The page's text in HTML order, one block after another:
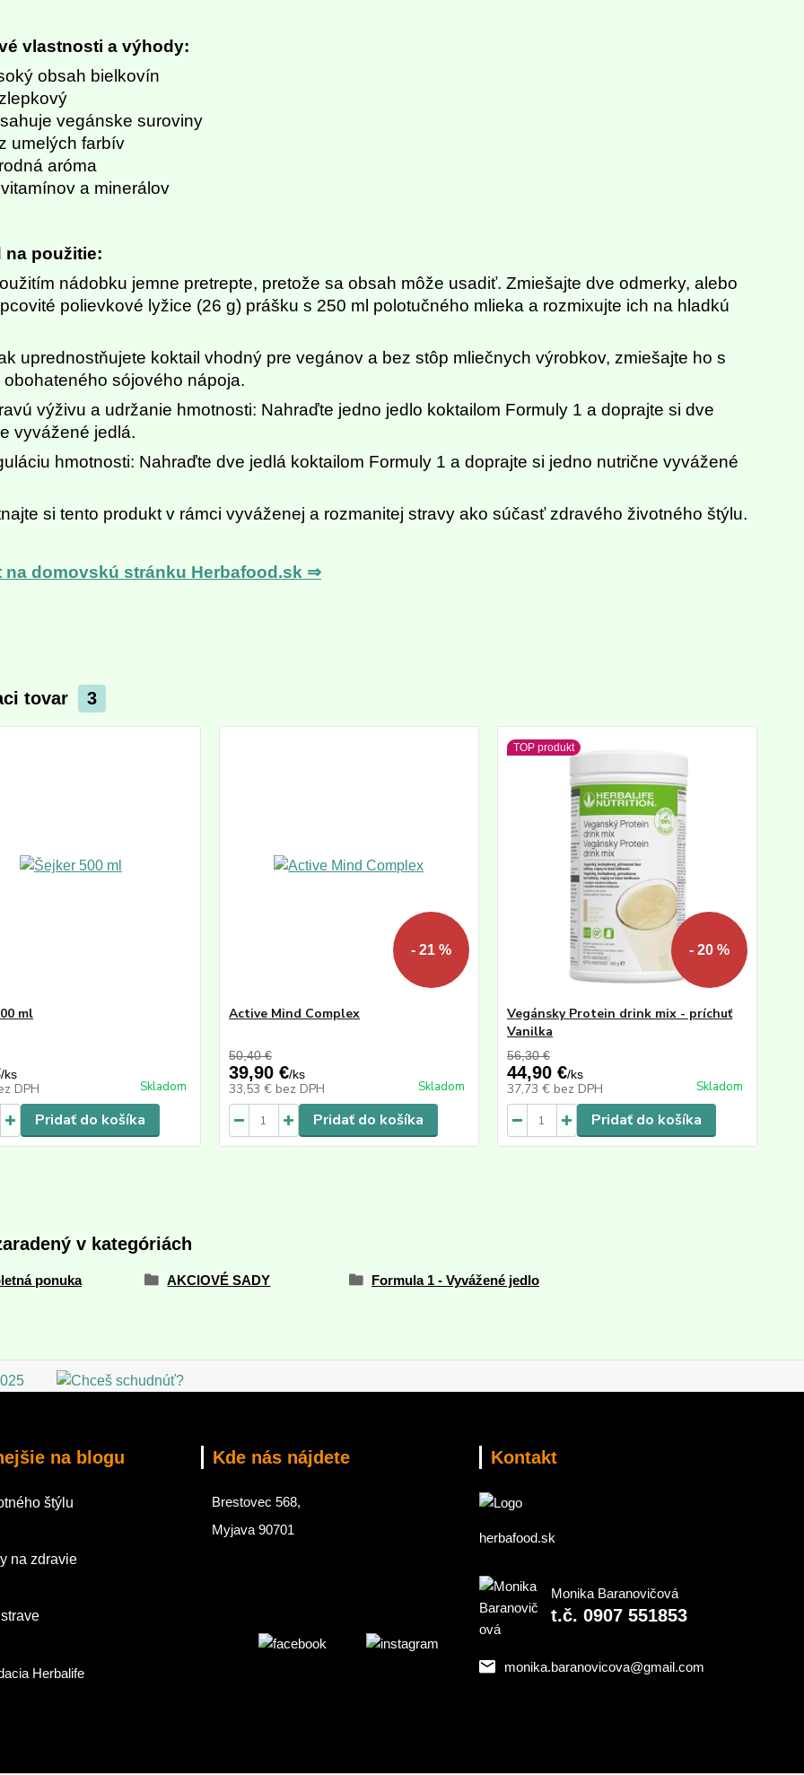
vlastnosti a výhody:
obsah bielkovín
vegánske suroviny
umelých farbív
aróma
a minerálov
na použitie:
nádobku jemne pretrepte, pretože sa obsah môže usadiť. Zmiešajte dve odmerky, alebo
polievkové lyžice (26 g) prášku s 250 ml polotučného mlieka a rozmixujte ich na hladkú
uprednostňujete koktail vhodný pre vegánov a bez stôp mliečnych výrobkov, zmiešajte ho s
obohateného sójového nápoja.
výživu a udržanie hmotnosti: Nahraďte jedno jedlo koktailom Formuly 1 a doprajte si dve
vyvážené jedlá.
hmotnosti: Nahraďte dve jedlá koktailom Formuly 1 a doprajte si jedno nutrične vyvážené
si tento produkt v rámci vyváženej a rozmanitej stravy ako súčasť zdravého životného štýlu.
na domovskú stránku Herbafood.sk ⇒
tovar 3
ml
/ks
DPH Skladom
Pridať do košíka
- 21 %
Active Mind Complex
50,40 €
39,90 €/ks
33,53 € bez DPH Skladom
Pridať do košíka
TOP produkt
- 20 %
Vegánsky Protein drink mix - príchuť
Vanilka
56,30 €
44,90 €/ks
37,73 € bez DPH Skladom
Pridať do košíka
v kategóriách
ponuka AKCIOVÉ SADY Formula 1 - Vyvážené jedlo
na blogu
štýlu
na zdravie
Kde nás nájdete
Brestovec 568,
Myjava 90701
Kontakt
herbafood.sk
Monika Baranovičová
t.č. 0907 551853
monika.baranovicova@gmail.com